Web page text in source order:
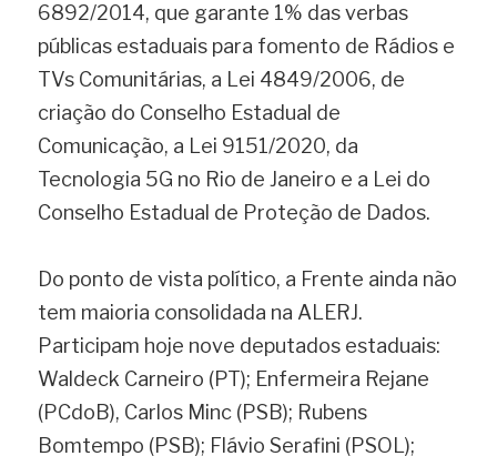
6892/2014, que garante 1% das verbas
públicas estaduais para fomento de Rádios e
TVs Comunitárias, a Lei 4849/2006, de
criação do Conselho Estadual de
Comunicação, a Lei 9151/2020, da
Tecnologia 5G no Rio de Janeiro e a Lei do
Conselho Estadual de Proteção de Dados.
Do ponto de vista político, a Frente ainda não
tem maioria consolidada na ALERJ.
Participam hoje nove deputados estaduais:
Waldeck Carneiro (PT); Enfermeira Rejane
(PCdoB), Carlos Minc (PSB); Rubens
Bomtempo (PSB); Flávio Serafini (PSOL);